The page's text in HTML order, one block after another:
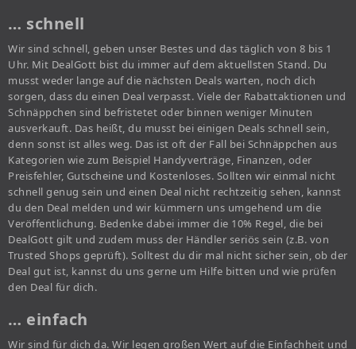
… schnell
Wir sind schnell, geben unser Bestes und das täglich von 8 bis 1
Uhr. Mit DealGott bist du immer auf dem aktuellsten Stand. Du
musst weder lange auf die nächsten Deals warten, noch dich
sorgen, dass du einen Deal verpasst. Viele der Rabattaktionen und
Schnäppchen sind befristetet oder binnen weniger Minuten
ausverkauft. Das heißt, du musst bei einigen Deals schnell sein,
denn sonst ist alles weg. Das ist oft der Fall bei Schnäppchen aus
Kategorien wie zum Beispiel Handyverträge, Finanzen, oder
Preisfehler, Gutscheine und Kostenloses. Sollten wir einmal nicht
schnell genug sein und einen Deal nicht rechtzeitig sehen, kannst
du den Deal melden und wir kümmern uns umgehend um die
Veröffentlichung. Bedenke dabei immer die 10% Regel, die bei
DealGott gilt und zudem muss der Händler seriös sein (z.B. von
Trusted Shops geprüft). Solltest du dir mal nicht sicher sein, ob der
Deal gut ist, kannst du uns gerne um Hilfe bitten und wie prüfen
den Deal für dich.
… einfach
Wir sind für dich da. Wir legen großen Wert auf die Einfachheit und